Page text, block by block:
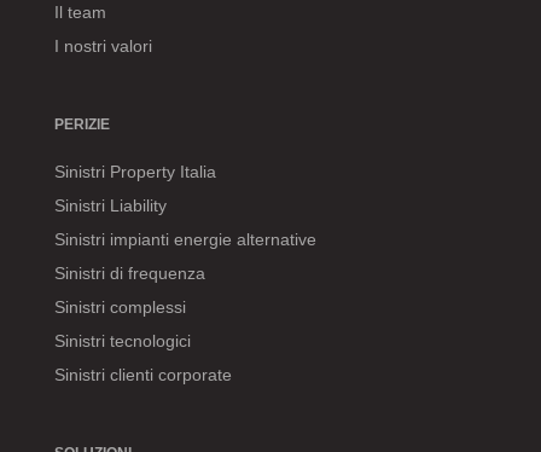
Il team
I nostri valori
PERIZIE
Sinistri Property Italia
Sinistri Liability
Sinistri impianti energie alternative
Sinistri di frequenza
Sinistri complessi
Sinistri tecnologici
Sinistri clienti corporate